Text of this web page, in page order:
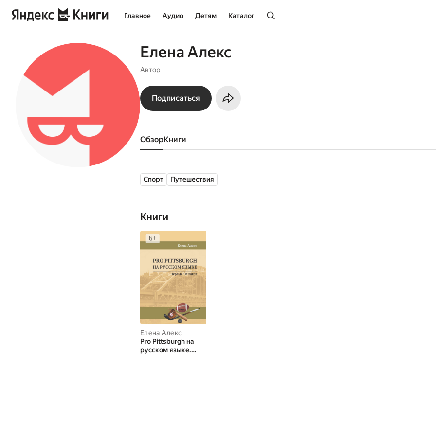
Главное Аудио Детям Каталог
Елена Алекс
Автор
Подписаться
Обзор книги
Спорт Путешествия
Книги
Елена Алекс
Pro Pittsburgh на
русском языке.